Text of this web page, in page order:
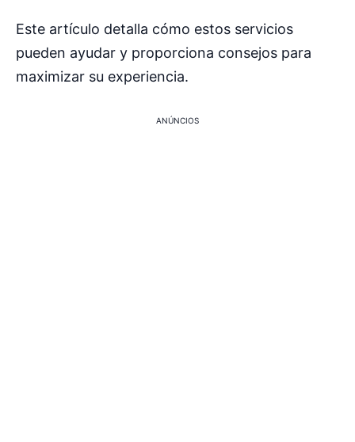
Este artículo detalla cómo estos servicios
pueden ayudar y proporciona consejos para
maximizar su experiencia.
ANÚNCIOS